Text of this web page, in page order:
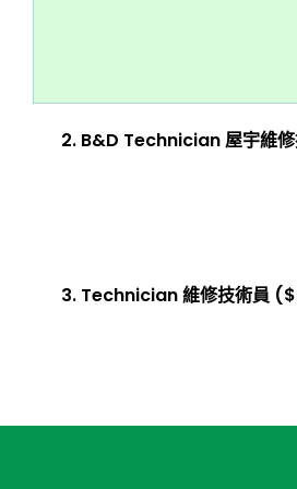
2. B&D Technician 屋宇維
3. Technician 維修技術員